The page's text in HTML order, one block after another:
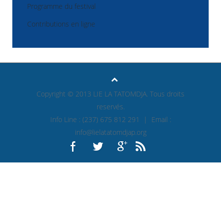
Programme du festival
Contributions en ligne
Copyright © 2013 LIE LA TATOMDJA. Tous droits
reservés.
Info Line : (237) 675 812 291 | Email :
info@lielatatomdjap.org